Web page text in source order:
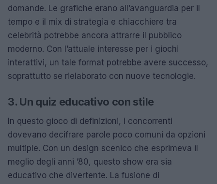
domande. Le grafiche erano all’avanguardia per il
tempo e il mix di strategia e chiacchiere tra
celebrità potrebbe ancora attrarre il pubblico
moderno. Con l’attuale interesse per i giochi
interattivi, un tale format potrebbe avere successo,
soprattutto se rielaborato con nuove tecnologie.
3. Un quiz educativo con stile
In questo gioco di definizioni, i concorrenti
dovevano decifrare parole poco comuni da opzioni
multiple. Con un design scenico che esprimeva il
meglio degli anni ’80, questo show era sia
educativo che divertente. La fusione di